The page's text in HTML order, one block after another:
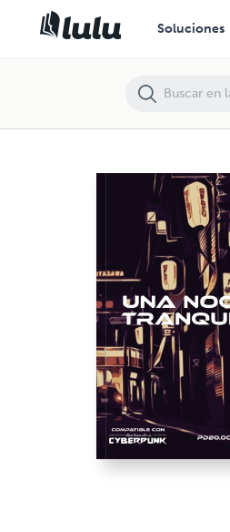
Soluciones
PD20.005 Una Noche Tranquila